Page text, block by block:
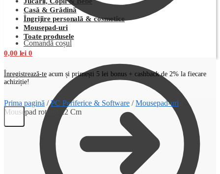
Comandă coșul
Casă & Grădină
Îngrijire personală & cosmetice
Mousepad-uri
Toate produsele
0,00 lei 0
Înregistrează-te acum și primești 5 lei bonus + cashback de 2% la fiecare
achiziție!
Prima pagină /PC Periferice & Software /Mousepad-uri
Mousepad rotund 22 Cm